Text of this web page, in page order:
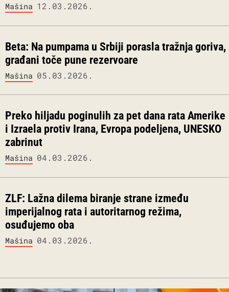
Mašina 12.03.2026.
Beta: Na pumpama u Srbiji porasla tražnja goriva,
građani toče pune rezervoare
Mašina 05.03.2026.
Preko hiljadu poginulih za pet dana rata Amerike
i Izraela protiv Irana, Evropa podeljena, UNESKO
zabrinut
Mašina 04.03.2026.
ZLF: Lažna dilema biranje strane između
imperijalnog rata i autoritarnog režima,
osuđujemo oba
Mašina 04.03.2026.